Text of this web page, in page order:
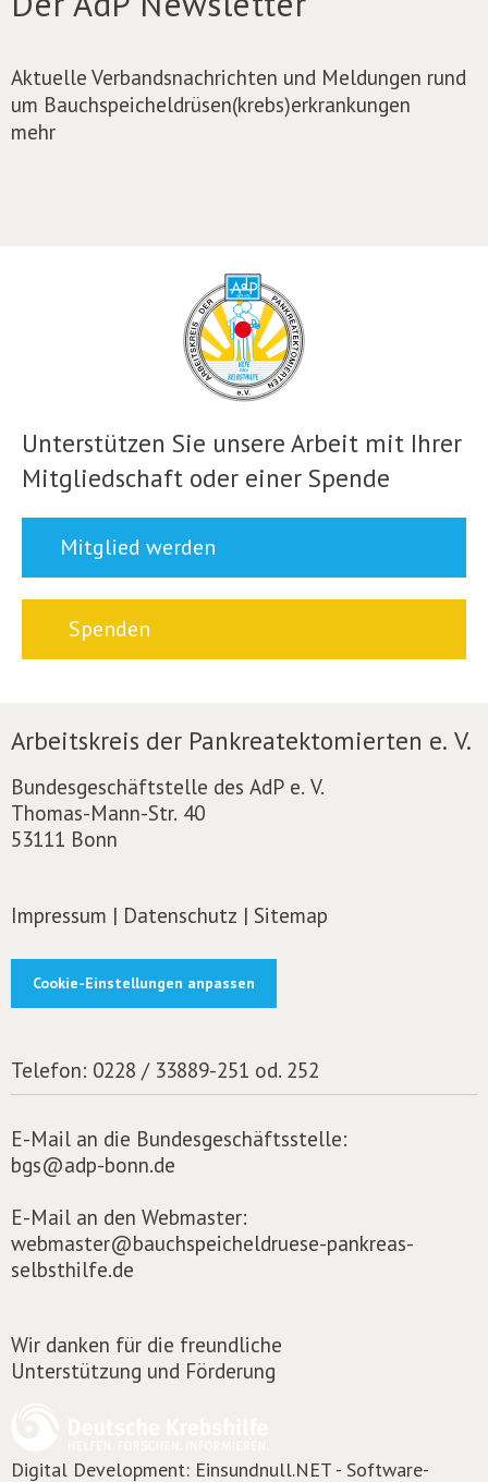
Aktuelle Verbandsnachrichten und Meldungen rund
um Bauchspeicheldrüsen(krebs)erkrankungen
mehr
Unterstützen Sie unsere Arbeit mit Ihrer
Mitgliedschaft oder einer Spende
Mitglied werden
Spenden
Arbeitskreis der Pankreatektomierten e. V.
Bundesgeschäftstelle des AdP e. V.
Thomas-Mann-Str. 40
53111 Bonn
Impressum | Datenschutz | Sitemap
Cookie-Einstellungen anpassen
Telefon: 0228 / 33889-251 od. 252
E-Mail an die Bundesgeschäftsstelle:
bgs@adp-bonn.de
E-Mail an den Webmaster:
webmaster@bauchspeicheldruese-pankreas-
selbsthilfe.de
Wir danken für die freundliche
Unterstützung und Förderung
Digital Development: Einsundnull.NET - Software-